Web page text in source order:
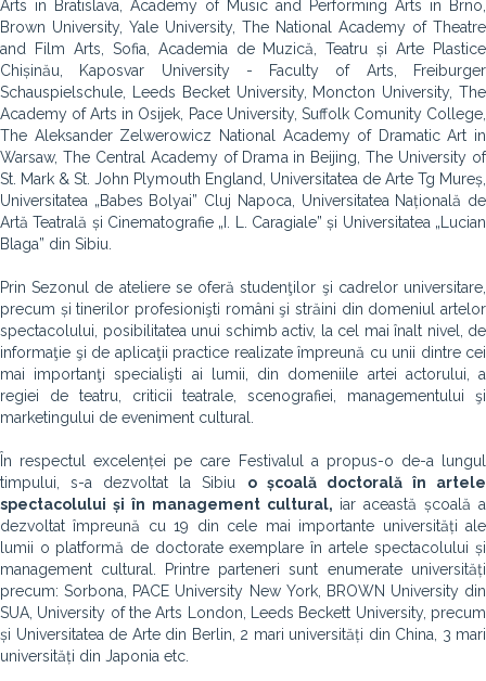
Arts in Bratislava, Academy of Music and Performing Arts in Brno,
Brown University, Yale University, The National Academy of Theatre
and Film Arts, Sofia, Academia de Muzică, Teatru și Arte Plastice
Chișinău, Kaposvar University - Faculty of Arts, Freiburger
Schauspielschule, Leeds Becket University, Moncton University, The
Academy of Arts in Osijek, Pace University, Suffolk Comunity College,
The Aleksander Zelwerowicz National Academy of Dramatic Art in
Warsaw, The Central Academy of Drama in Beijing, The University of
St. Mark & St. John Plymouth England, Universitatea de Arte Tg Mureș,
Universitatea „Babes Bolyai” Cluj Napoca, Universitatea Națională de
Artă Teatrală și Cinematografie „I. L. Caragiale” și Universitatea „Lucian
Blaga” din Sibiu.
Prin Sezonul de ateliere se oferă studenţilor şi cadrelor universitare,
precum și tinerilor profesionişti români şi străini din domeniul artelor
spectacolului, posibilitatea unui schimb activ, la cel mai înalt nivel, de
informaţie şi de aplicaţii practice realizate împreună cu unii dintre cei
mai importanţi specialişti ai lumii, din domeniile artei actorului, a
regiei de teatru, criticii teatrale, scenografiei, managementului şi
marketingului de eveniment cultural.
În respectul excelenței pe care Festivalul a propus-o de-a lungul
timpului, s-a dezvoltat la Sibiu o școală doctorală în artele
spectacolului și în management cultural, iar această școală a
dezvoltat împreună cu 19 din cele mai importante universități ale
lumii o platformă de doctorate exemplare în artele spectacolului și
management cultural.
Printre parteneri sunt enumerate universități
precum: Sorbona, PACE University New York, BROWN University din
SUA, University of the Arts London, Leeds Beckett University, precum
și Universitatea de Arte din Berlin, 2 mari universități din China, 3 mari
universități din Japonia etc.